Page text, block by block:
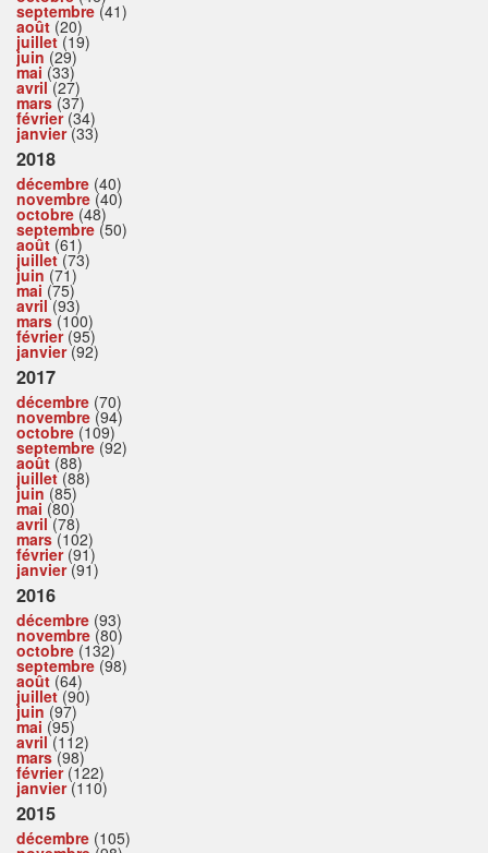
septembre (41)
août (20)
juillet(19)
juin (29)
mai (33)
avril(27)
mars(37)
février(34)
janvier(33)
2018
décembre (40)
novembre (40)
octobre (48)
septembre (50)
août (61)
juillet(73)
juin (71)
mai (75)
avril(93)
mars(100)
février(95)
janvier(92)
2017
décembre (70)
novembre (94)
octobre (109)
septembre (92)
août (88)
juillet(88)
juin (85)
mai (80)
avril(78)
mars(102)
février(91)
janvier(91)
2016
décembre (93)
novembre (80)
octobre (132)
septembre (98)
août (64)
juillet(90)
juin (97)
mai (95)
avril(112)
mars(98)
février(122)
janvier(110)
2015
décembre (105)